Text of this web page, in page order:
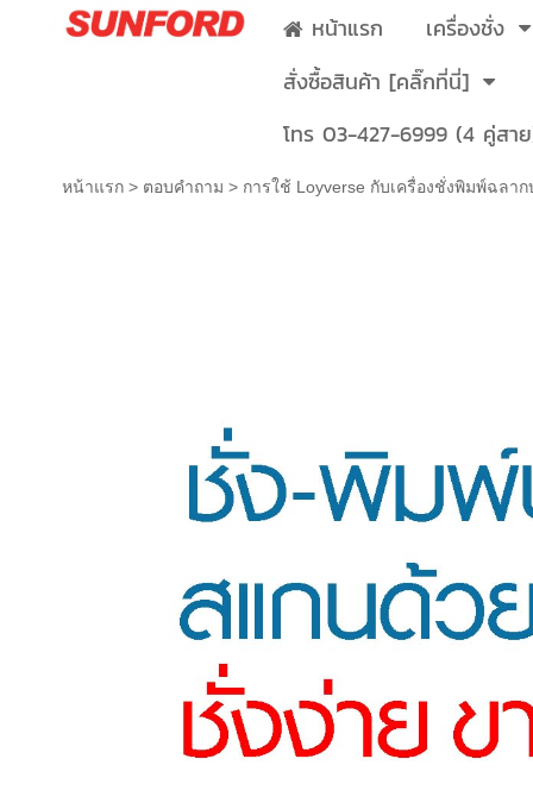
หน้าแรก
เครื่องชั่ง
สั่งซื้อสินค้า [คลิ๊กที่นี่]
โทร 03-427-6999 (4 คู่สา
หน้าแรก > ตอบคำถาม > การใช้ Loyverse กับเครื่องชั่งพิมพ์ฉลา